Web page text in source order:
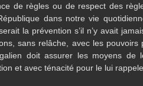
de règles ou de respect des
dans notre vie
la prévention s’il n’y avait
sans relâche, avec les pouvoirs
doit assurer les moyens de
et avec ténacité pour le lui